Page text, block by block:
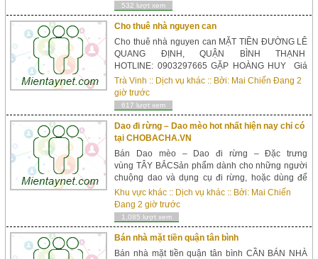
Bà Chiểu và Phan Đăng Lưu Phù hợp kinh doanh
văn phòng, ...
532 lượt xem
Cho thuê nhà nguyen can
Cho thuê nhà nguyen can MẶT TIỀN ĐƯỜNG LÊ
QUANG ĐỊNH, QUẬN BÌNH THẠNH
HOTLINE: 0903297665 GẶP HOÀNG HUY Giá
thuê: 20 triệu /1 tháng Diện tích: 4,5 *18 m 1 trệt,
2 lầu, 4 phòng ngủ Vị trí ngay giữa chợ Bà Chiểu
và Phan Đăng Lưu Phù hợp kinh doanh văn
phòng, spa Chúng tô...
Trà Vinh :: Dịch vụ khác :: Bởi: Mai Chiến Đang 2
giờ trước
617 lượt xem
Dao đi rừng – Dao mèo hot nhất hiện nay chỉ có
tại CHOBACHA.VN
Bán Dao mèo – Dao đi rừng – Đặc trưng
vùng TÂY BẮCSản phẩm dành cho những người
chuộng dao và dụng cụ đi rừng, hoặc dùng để
trang trí cũng rất đẹpWebsite:
chobacha.vnHotline: 086 862 3333 – 078 592
9999 (Lục Văn Ninh)Email:
chobacha.vn@gmail.comĐịa chỉ: Tổ Dân Phố Na
Quang 1 – Thị Trấn Bắc Hà – Huyện Bắc Hà –
Tỉnh...
Khu vực khác :: Dịch vụ khác :: Bởi: Mai Chiến
Đang 2 giờ trước
1,085 lượt xem
Bán nhà mặt tiền quận tân bình
Bán nhà mặt tiền quận tân bình CẦN BÁN NHÀ